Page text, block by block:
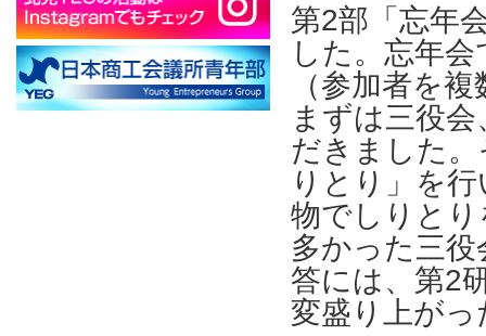
第2部「忘年
した。忘年
（参加者を
まずは三役
だきました
りとり」を
物でしりと
多かった三
答には、第2
変盛り上が